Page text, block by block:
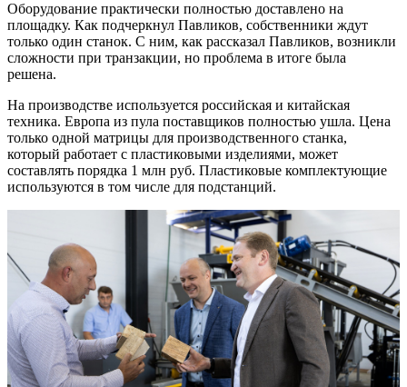
Оборудование практически полностью доставлено на
площадку. Как подчеркнул Павликов, собственники ждут
только один станок. С ним, как рассказал Павликов, возникли
сложности при транзакции, но проблема в итоге была
решена.
На производстве используется российская и китайская
техника. Европа из пула поставщиков полностью ушла. Цена
только одной матрицы для производственного станка,
который работает с пластиковыми изделиями, может
составлять порядка 1 млн руб. Пластиковые комплектующие
используются в том числе для подстанций.